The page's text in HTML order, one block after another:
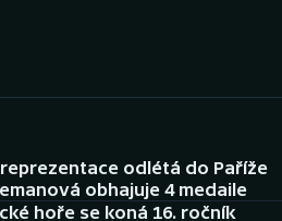
odlétá do Paříže
obhajuje 4 medaile
hoře se koná 16. ročník